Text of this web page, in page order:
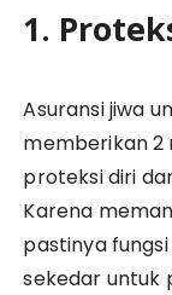
1.
Asuransi jiwa
memberikan 2
proteksi diri
Karena
pastinya
sekedar untuk